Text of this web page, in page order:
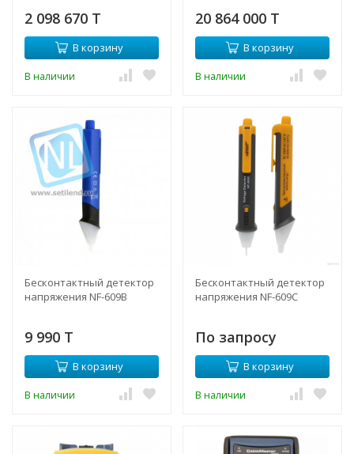
200 Probe и комплектом
удаленных
идентификаторов
2 098 670 T
В корзину
В наличии
адаптерами DSX-PLA004S)
DSX-602-PRO INT
20 864 000 T
В корзину
В наличии
Бесконтактный детектор
напряжения NF-609B
9 990 T
В корзину
В наличии
Бесконтактный детектор
напряжения NF-609C
По запросу
В корзину
В наличии